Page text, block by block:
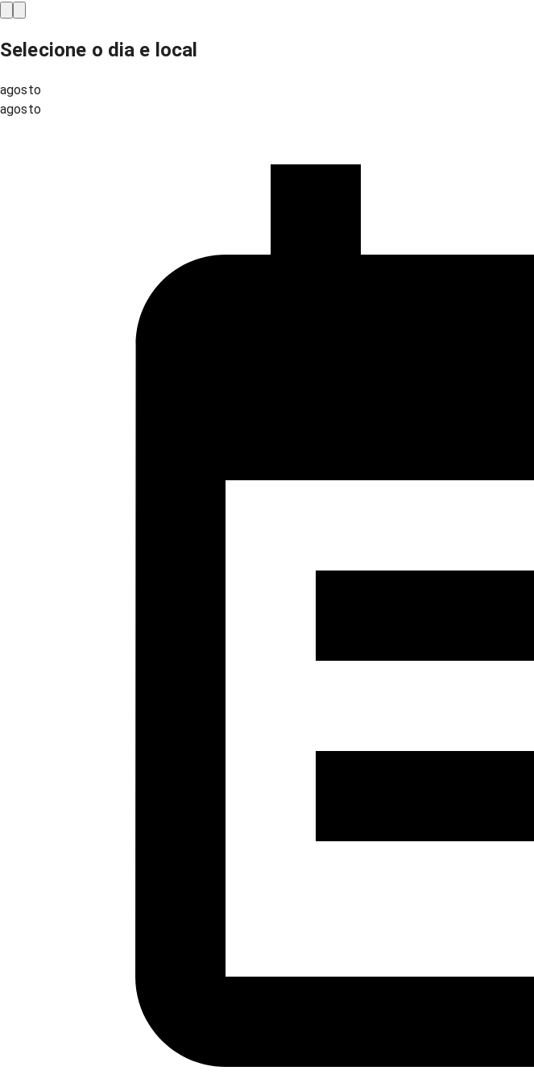
Selecione o dia e local
agosto
agosto